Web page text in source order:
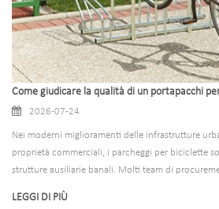
Come giudicare la qualità di un portapacchi
2026-07-24
Nei moderni miglioramenti delle infrastrutture
proprietà commerciali, i parcheggi per biciclette
strutture ausiliarie banali. Molti team di
LEGGI DI PIÙ